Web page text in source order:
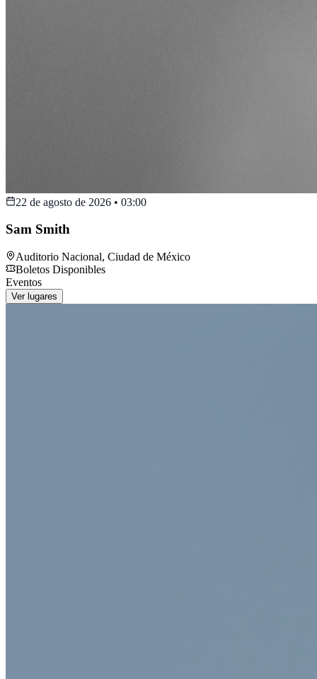
22 de agosto de 2026 • 03:00
Sam Smith
Auditorio Nacional, Ciudad de México
Boletos Disponibles
Eventos
Ver lugares